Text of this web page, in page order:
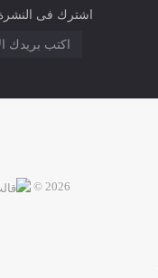
اشترك فى
2026 ©